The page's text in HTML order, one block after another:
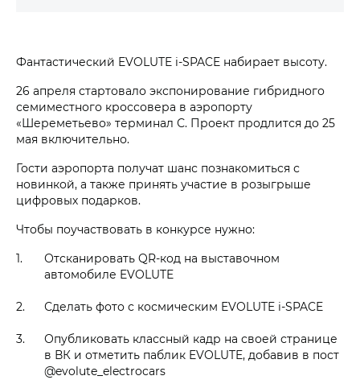
Фантастический EVOLUTE i‑SPACE набирает высоту.
26 апреля стартовало экспонирование гибридного
семиместного кроссовера в аэропорту
«Шереметьево» терминал С. Проект продлится до 25
мая включительно.
Гости аэропорта получат шанс познакомиться с
новинкой, а также принять участие в розыгрыше
цифровых подарков.
Чтобы поучаствовать в конкурсе нужно:
Отсканировать QR-код на выставочном
автомобиле EVOLUTE
Сделать фото с космическим EVOLUTE i‑SPACE
Опубликовать классный кадр на своей странице
в ВК и отметить паблик EVOLUTE, добавив в пост
@evolute_electrocars